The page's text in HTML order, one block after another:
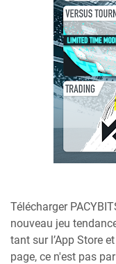
Télécharger
nouveau jeu
tant sur l’App Store
page, ce n'est pas